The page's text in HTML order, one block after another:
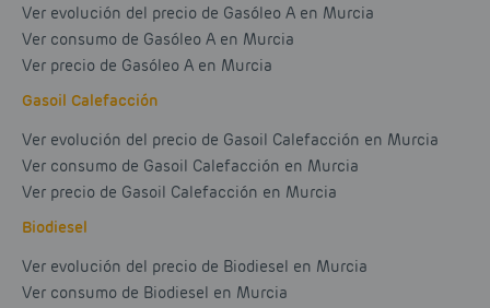
Ver evolución del precio de Gasóleo A en Murcia
Ver consumo de Gasóleo A en Murcia
Ver precio de Gasóleo A en Murcia
Gasoil Calefacción
Ver evolución del precio de Gasoil Calefacción en Murcia
Ver consumo de Gasoil Calefacción en Murcia
Ver precio de Gasoil Calefacción en Murcia
Biodiesel
Ver evolución del precio de Biodiesel en Murcia
Ver consumo de Biodiesel en Murcia